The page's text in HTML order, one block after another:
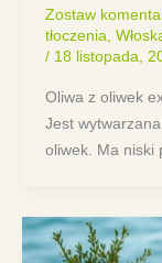
Zostaw
tłoczenia
/ 18 listopada,
Oliwa z oliwek
Jest
oliwek. Ma niski